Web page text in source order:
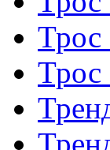
Трос